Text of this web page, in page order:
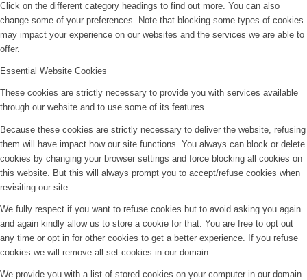
Click on the different category headings to find out more. You can also
change some of your preferences. Note that blocking some types of cookies
may impact your experience on our websites and the services we are able to
offer.
Essential Website Cookies
These cookies are strictly necessary to provide you with services available
through our website and to use some of its features.
Because these cookies are strictly necessary to deliver the website, refusing
them will have impact how our site functions. You always can block or delete
cookies by changing your browser settings and force blocking all cookies on
this website. But this will always prompt you to accept/refuse cookies when
revisiting our site.
We fully respect if you want to refuse cookies but to avoid asking you again
and again kindly allow us to store a cookie for that. You are free to opt out
any time or opt in for other cookies to get a better experience. If you refuse
cookies we will remove all set cookies in our domain.
We provide you with a list of stored cookies on your computer in our domain